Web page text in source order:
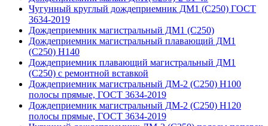
Чугунный круглый дождеприемник ДМ1 (С250) ГОСТ
3634-2019
Дождеприемник магистральный ДМ1 (С250)
Дождеприемник магистральный плавающий ДМ1
(С250) H140
Дождеприемник плавающий магистральный ДМ1
(С250) с ремонтной вставкой
Дождеприемник магистральный ДМ-2 (С250) H100
полосы прямые, ГОСТ 3634-2019
Дождеприемник магистральный ДМ-2 (С250) H120
полосы прямые, ГОСТ 3634-2019